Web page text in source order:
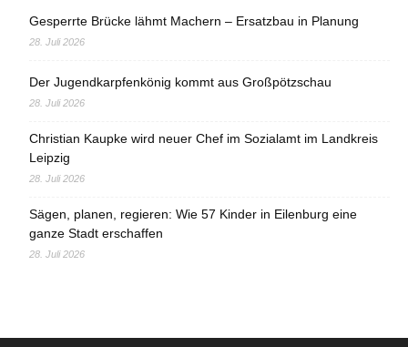
Gesperrte Brücke lähmt Machern – Ersatzbau in Planung
28. Juli 2026
Der Jugendkarpfenkönig kommt aus Großpötzschau
28. Juli 2026
Christian Kaupke wird neuer Chef im Sozialamt im Landkreis
Leipzig
28. Juli 2026
Sägen, planen, regieren: Wie 57 Kinder in Eilenburg eine
ganze Stadt erschaffen
28. Juli 2026